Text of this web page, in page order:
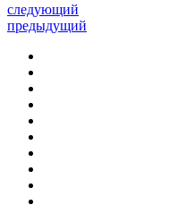
следующий
предыдущий